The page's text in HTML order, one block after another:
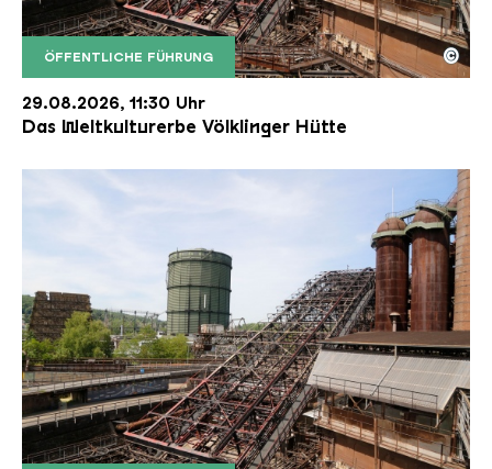
ÖFFENTLICHE FÜHRUNG
Der Erzschrägaufzug der Völklinger Hütte mit
Copyright: Weltkulturerbe Völklinger Hütte | Karl
©
29.08.2026, 11:30 Uhr
Das Weltkulturerbe Völklinger Hütte